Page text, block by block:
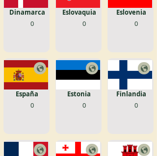
0
Dinamarca
0
España
0
Eslovaquia
0
Estonia
0
Eslovenia
0
Finlandia